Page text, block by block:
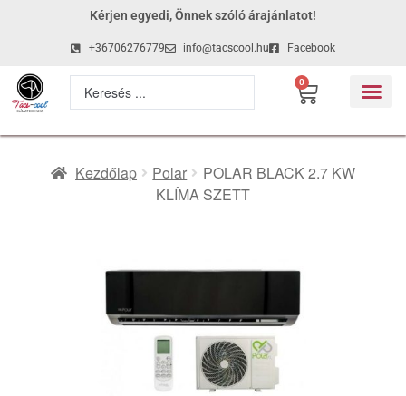
Kérjen egyedi, Önnek szóló árajánlatot!
+36706276779 info@tacscool.hu Facebook
0
Kezdőlap Polar
POLAR BLACK 2.7 KW
KLÍMA SZETT